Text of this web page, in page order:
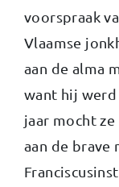
voorspraak
Vlaamse
aan de alma
want hij
jaar mocht
aan de brave